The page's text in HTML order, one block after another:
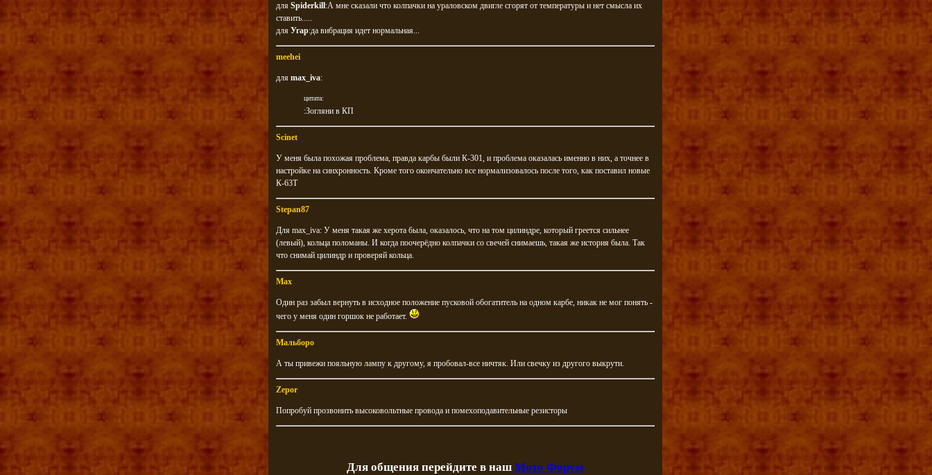
для Spiderkill:А мне сказали что колпачки на ураловском двигле сгорят от температуры и нет смысла их
ставить.....
для Угар:да вибрация идет нормальная...
meehei
для max_iva:
цитата:
:Зогляни в КП
Scinet
У меня была похожая проблема, правда карбы были К-301, и проблема оказалась именно в них, а точнее в
настройке на синхронность. Кроме того окончательно все нормализовалось после того, как поставил новые
К-63Т
Stepan87
Для max_iva: У меня такая же херота была, оказалось, что на том цилиндре, который греется сильнее
(левый), кольца поломаны. И когда поочерёдно колпачки со свечей снимаешь, такая же история была. Так
что снимай цилиндр и проверяй кольца.
Max
Один раз забыл вернуть в исходное положение пусковой обогатитель на одном карбе, никак не мог понять -
чего у меня один горшок не работает.
Мальборо
А ты привежи пояльную лампу к другому, я пробовал-все ничтяк. Или свечку из другого выкрути.
Zepor
Попробуй прозвонить высоковольтные провода и помехоподавительные резисторы
Для общения перейдите в наш Мото Форум